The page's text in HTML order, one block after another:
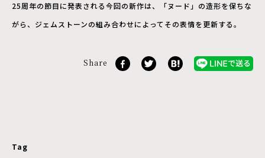
25周年の節目に発表される今回の新作は、「ヌード」の造形を保ちな
がら、ジェムストーンの組み合わせによってその表情を更新する。
Share
Tag